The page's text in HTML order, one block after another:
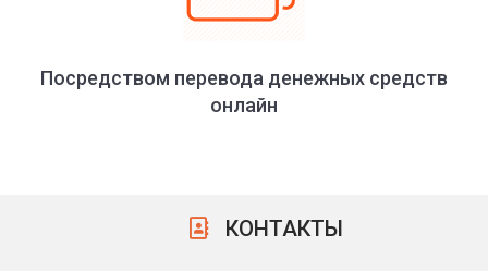
Посредством перевода денежных средств
онлайн
КОНТАКТЫ